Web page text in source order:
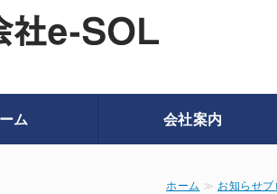
ム 会社案内
ホーム ≫ お知らせブ